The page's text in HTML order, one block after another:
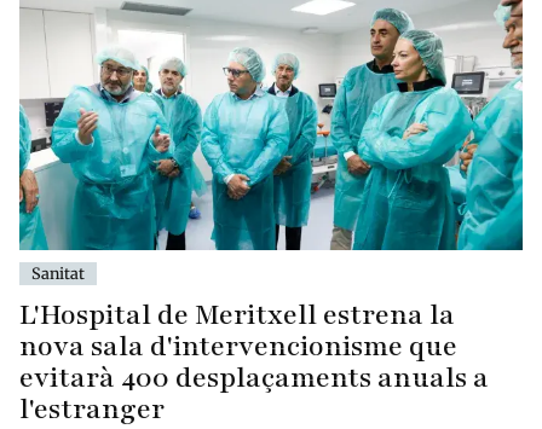
Sanitat
L'Hospital de Meritxell estrena la
nova sala d'intervencionisme que
evitarà 400 desplaçaments anuals a
l'estranger